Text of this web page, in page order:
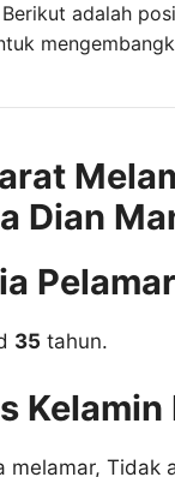
adalah
Dian
Pelamar
35 tahun.
Kelamin
melamar, Tidak